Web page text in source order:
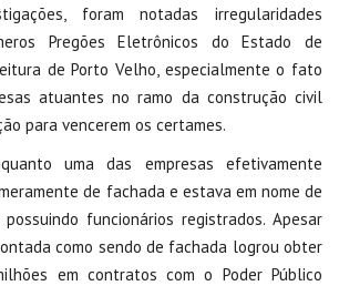
foram notadas irregularidades
Pregões Eletrônicos do Estado de
de Porto Velho, especialmente o fato
atuantes no ramo da construção civil
para vencerem os certames.
uma das empresas efetivamente
de fachada e estava em nome de
funcionários registrados. Apesar
como sendo de fachada logrou obter
em contratos com o Poder Público